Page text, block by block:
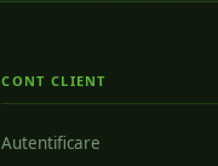
CONT CLIENT
Autentificare